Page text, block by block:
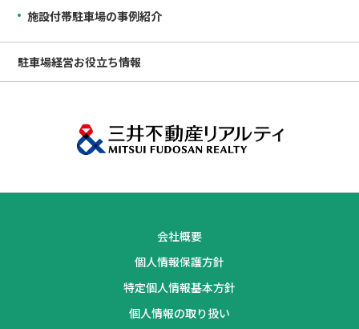
施設付帯駐車場の事例紹介
駐車場経営お役立ち情報
会社概要
個人情報保護方針
特定個人情報基本方針
個人情報の取り扱い